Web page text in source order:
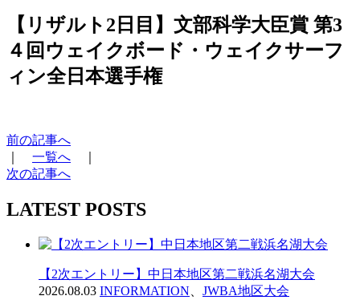
【リザルト2日目】文部科学大臣賞 第3
４回ウェイクボード・ウェイクサーフ
ィン全日本選手権
前の記事へ
一覧へ
次の記事へ
LATEST POSTS
【2次エントリー】中日本地区第二戦浜名湖大会
2026.08.03 INFORMATION JWBA地区大会